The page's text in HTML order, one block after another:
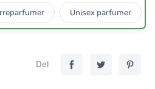
Unisex parfumer
Del